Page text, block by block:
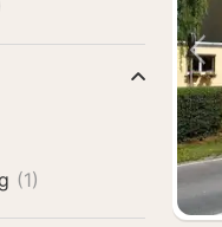
(1)